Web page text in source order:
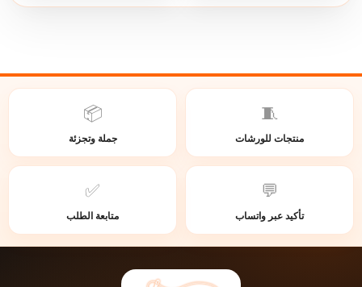
🧵
منتجات للورشات
📦
جملة وتجزئة
💬
تأكيد عبر واتساب
✅
متابعة الطلب